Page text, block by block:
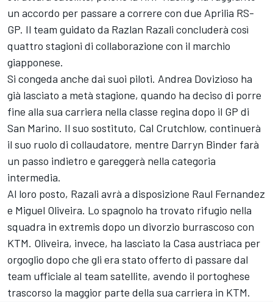
un accordo per passare a correre con due Aprilia RS-
GP. Il team guidato da Razlan Razali concluderà così
quattro stagioni di collaborazione con il marchio
giapponese.
Si congeda anche dai suoi piloti. Andrea Dovizioso ha
già lasciato a metà stagione, quando ha deciso di porre
fine alla sua carriera nella classe regina dopo il GP di
San Marino. Il suo sostituto, Cal Crutchlow, continuerà
il suo ruolo di collaudatore, mentre Darryn Binder farà
un passo indietro e gareggerà nella categoria
intermedia.
Al loro posto, Razali avrà a disposizione Raul Fernandez
e Miguel Oliveira. Lo spagnolo ha trovato rifugio nella
squadra in extremis dopo un divorzio burrascoso con
KTM. Oliveira, invece, ha lasciato la Casa austriaca per
orgoglio dopo che gli era stato offerto di passare dal
team ufficiale al team satellite, avendo il portoghese
trascorso la maggior parte della sua carriera in KTM.